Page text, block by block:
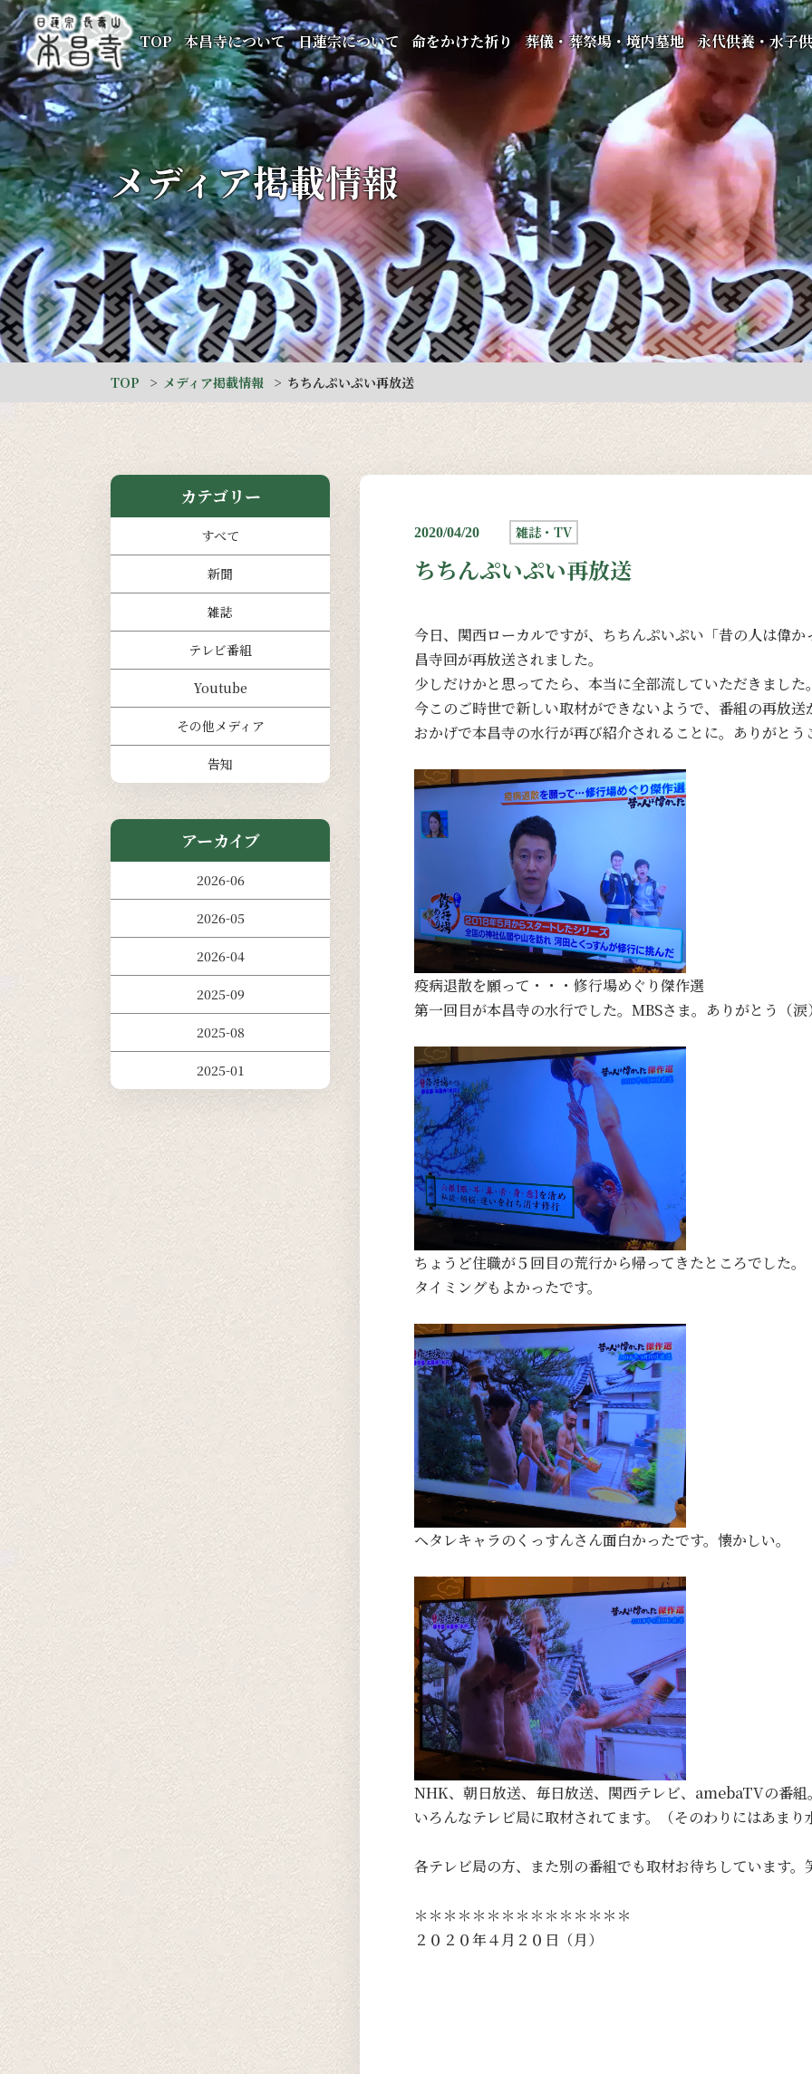
TOP 本昌寺について 日蓮宗について 命をかけた祈り 葬儀・葬祭場・境内墓地 永代供養・水子
メディア掲載情報
TOP メディア掲載情報 ちちんぷいぷい再放送
カテゴリー
すべて
新聞
雑誌
テレビ番組
Youtube
その他メディア
告知
アーカイブ
2026-06
2026-05
2026-04
2025-09
2025-08
2025-01
2020/04/20 雑誌・TV
ちちんぷいぷい再放送
今日、関西ローカルですが、ちちんぷいぷい「昔の人は偉
昌寺回が再放送されました。
少しだけかと思ってたら、本当に全部流していただきました
今このご時世で新しい取材ができないようで、番組の再放送
おかげで本昌寺の水行が再び紹介されることに。ありがとう
疫病退散を願って・・・修行場めぐり傑作選
第一回目が本昌寺の水行でした。MBSさま。ありがとう（涙
ちょうど住職が５回目の荒行から帰ってきたところでした。
タイミングもよかったです。
ヘタレキャラのくっすんさん面白かったです。懐かしい。
NHK、朝日放送、毎日放送、関西テレビ、amebaTVの番組
いろんなテレビ局に取材されてます。（そのわりにはあま
各テレビ局の方、また別の番組でも取材お待ちしています。
＊＊＊＊＊＊＊＊＊＊＊＊＊＊＊
２０２０年４月２０日（月）